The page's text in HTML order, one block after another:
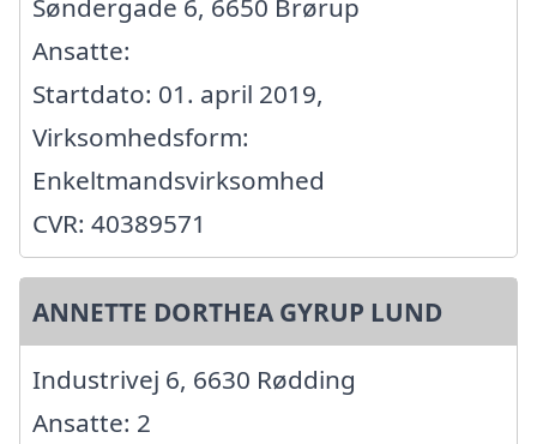
Søndergade 6, 6650 Brørup
Ansatte:
Startdato: 01. april 2019,
Virksomhedsform:
Enkeltmandsvirksomhed
CVR: 40389571
ANNETTE DORTHEA GYRUP LUND
Industrivej 6, 6630 Rødding
Ansatte: 2